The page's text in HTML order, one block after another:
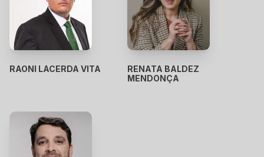
RAONI LACERDA VITA
RENATA BALDEZ
MENDONÇA